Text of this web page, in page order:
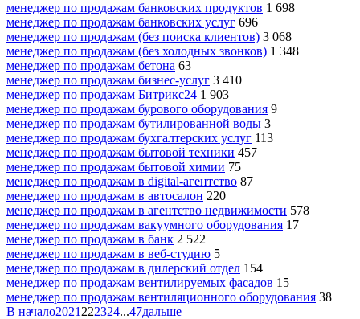
менеджер по продажам банковских продуктов 1 698
менеджер по продажам банковских услуг 696
менеджер по продажам (без поиска клиентов) 3 068
менеджер по продажам (без холодных звонков) 1 348
менеджер по продажам бетона 63
менеджер по продажам бизнес-услуг 3 410
менеджер по продажам Битрикс24 1 903
менеджер по продажам бурового оборудования 9
менеджер по продажам бутилированной воды 3
менеджер по продажам бухгалтерских услуг 113
менеджер по продажам бытовой техники 457
менеджер по продажам бытовой химии 75
менеджер по продажам в digital-агентство 87
менеджер по продажам в автосалон 220
менеджер по продажам в агентство недвижимости 578
менеджер по продажам вакуумного оборудования 17
менеджер по продажам в банк 2 522
менеджер по продажам в веб-студию 5
менеджер по продажам в дилерский отдел 154
менеджер по продажам вентилируемых фасадов 15
менеджер по продажам вентиляционного оборудования 38
В начало2021 222324...47дальше